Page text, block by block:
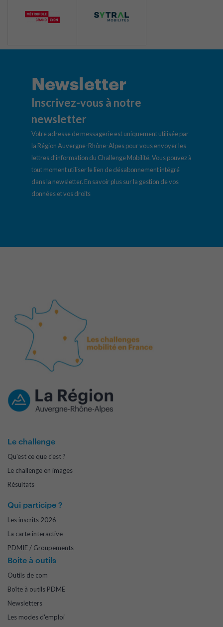
Newsletter
Inscrivez-vous à notre
newsletter
Votre adresse de messagerie est uniquement utilisée par
la Région Auvergne-Rhône-Alpes pour vous envoyer les
lettres d’information du Challenge Mobilité. Vous pouvez à
tout moment utiliser le lien de désabonnement intégré
dans la newsletter. En savoir plus sur la gestion de vos
données et vos droits
Le challenge
Qu'est ce que c'est ?
Le challenge en images
Résultats
Qui participe ?
Les inscrits 2026
La carte interactive
PDMIE / Groupements
Boite à outils
Outils de com
Boîte à outils PDME
Newsletters
Les modes d'emploi